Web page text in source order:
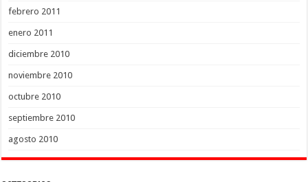
febrero 2011
enero 2011
diciembre 2010
noviembre 2010
octubre 2010
septiembre 2010
agosto 2010